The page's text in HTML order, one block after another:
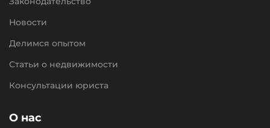
Новости
Делимся опытом
Статьи о недвижимости
Консультации юриста
О нас